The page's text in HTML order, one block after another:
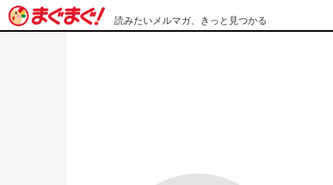
読みたいメルマガ、きっと見つかる